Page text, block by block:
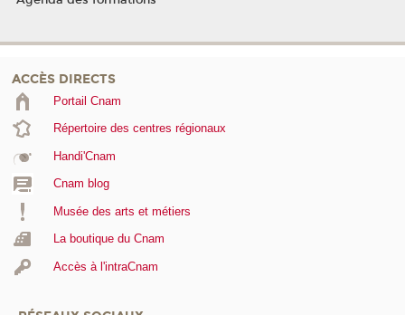
ACCÈS DIRECTS
Portail Cnam
Répertoire des centres régionaux
Handi'Cnam
Cnam blog
Musée des arts et métiers
La boutique du Cnam
Accès à l'intraCnam